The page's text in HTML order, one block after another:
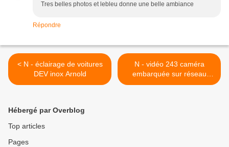
Tres belles photos et lebleu donne une belle ambiance
Répondre
< N - éclairage de voitures
DEV inox Arnold
N - vidéo 243 caméra
embarquée sur réseau
nanotrain >
Hébergé par Overblog
Top articles
Pages